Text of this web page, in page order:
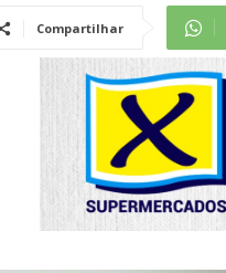
Compartilhar